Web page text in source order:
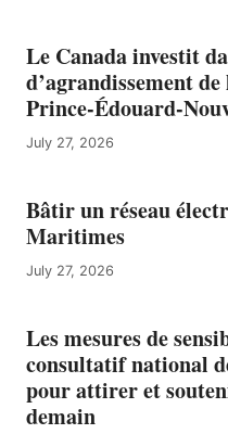
Le Canada investit
d’agrandissement
Prince-Édouard-
July 27, 2026
Bâtir un réseau
Maritimes
July 27, 2026
Les mesures de
consultatif national
pour attirer et
demain